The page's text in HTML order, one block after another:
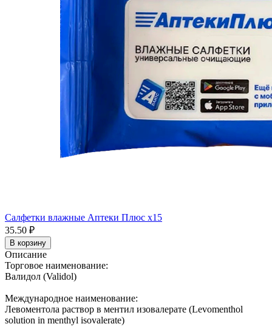
Салфетки влажные Аптеки Плюс x15
35.50 ₽
В корзину
Описание
Торговое наименование:
Валидол (Validol)
Международное наименование:
Левоментола раствор в ментил изовалерате (Levomenthol
solution in menthyl isovalerate)